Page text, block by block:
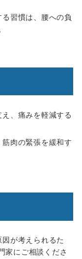
習慣は、腰への負
、痛みを軽減する
肉の緊張を緩和す
が考えられるた
家にご相談くださ